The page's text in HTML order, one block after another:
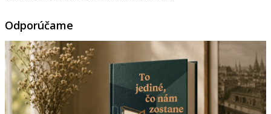
Odporúčame